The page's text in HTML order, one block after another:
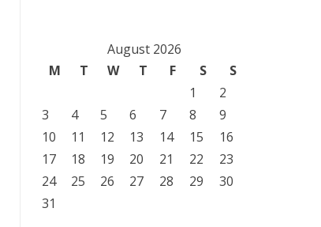
August 2026
M
T W T F S
S
1
2
3
4 5 6 7 8
9
10
11 12 13 14 15
16
17
18 19 20 21 22
23
24
25 26 27 28 29
30
31